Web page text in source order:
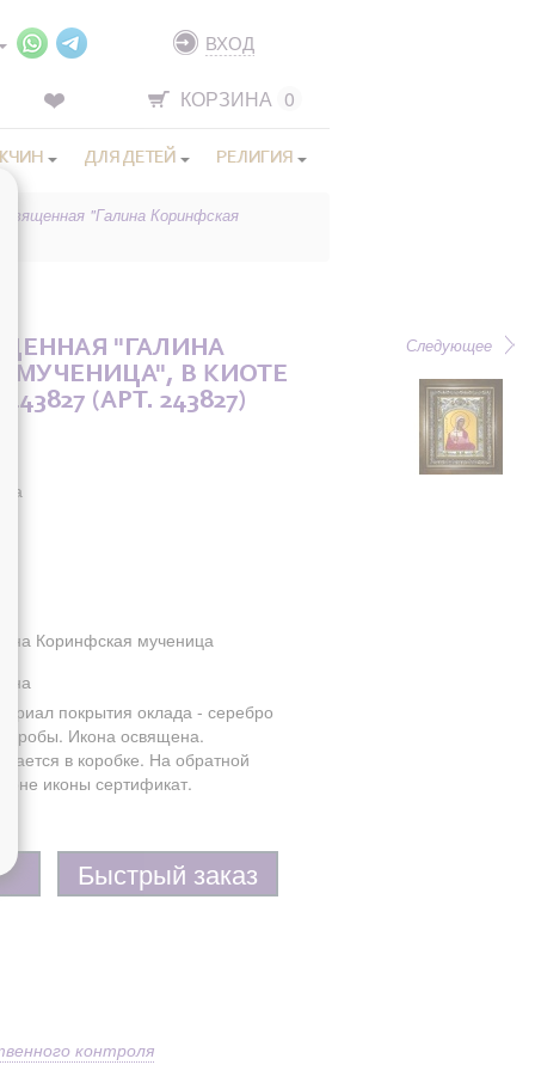
ВХОД
КОРЗИНА 0
ДЛЯ ДЕТЕЙ РЕЛИГИЯ
освященная "Галина Коринфская
Следующее
"ГАЛИНА
МУЧЕНИЦА", В КИОТЕ
(АРТ. 243827)
Коринфская мученица
покрытия оклада - серебро
пробы. Икона освящена.
в коробке. На обратной
иконы сертификат.
Быстрый заказ
контроля